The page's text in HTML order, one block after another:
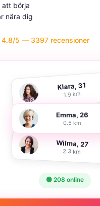
börja
nära dig
5 — 3397 recensioner
Klara, 31
1.9 km
Emma, 26
0.5 km
Wilma, 27
2.3 km
🟢 208 online